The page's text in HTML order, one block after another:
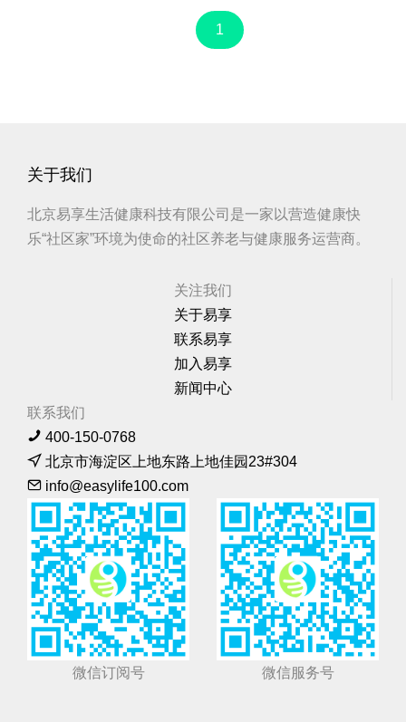
1
关于我们
北京易享生活健康科技有限公司是一家以营造健康快
乐“社区家”环境为使命的社区养老与健康服务运营商。
关注我们
关于易享
联系易享
加入易享
新闻中心
联系我们
400-150-0768
北京市海淀区上地东路上地佳园23#304
info@easylife100.com
微信订阅号 微信服务号